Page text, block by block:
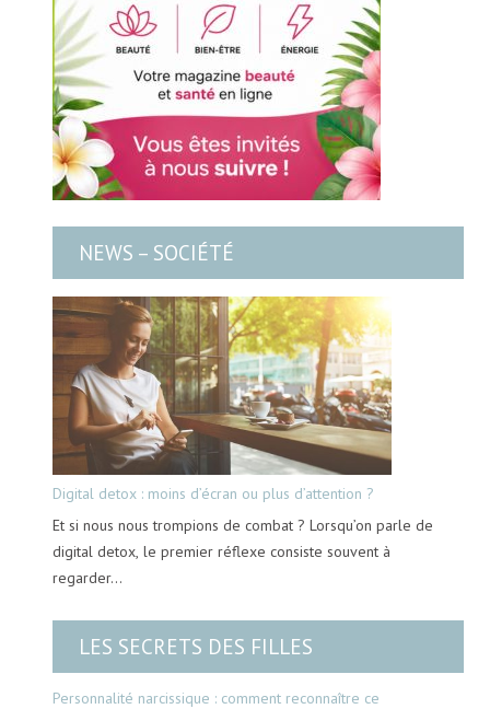
NEWS – SOCIÉTÉ
Digital detox : moins d’écran ou plus d’attention ?
Et si nous nous trompions de combat ? Lorsqu’on parle de
digital detox, le premier réflexe consiste souvent à
regarder…
LES SECRETS DES FILLES
Personnalité narcissique : comment reconnaître ce